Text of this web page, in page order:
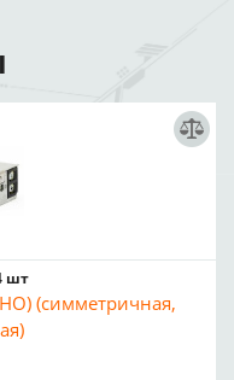
шт
(симметричная,